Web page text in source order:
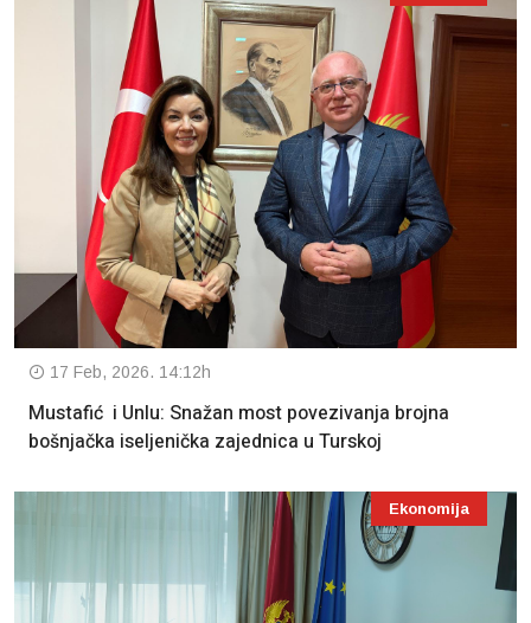
17 Feb, 2026. 14:12h
Mustafić i Unlu: Snažan most povezivanja brojna
bošnjačka iseljenička zajednica u Turskoj
Ekonomija